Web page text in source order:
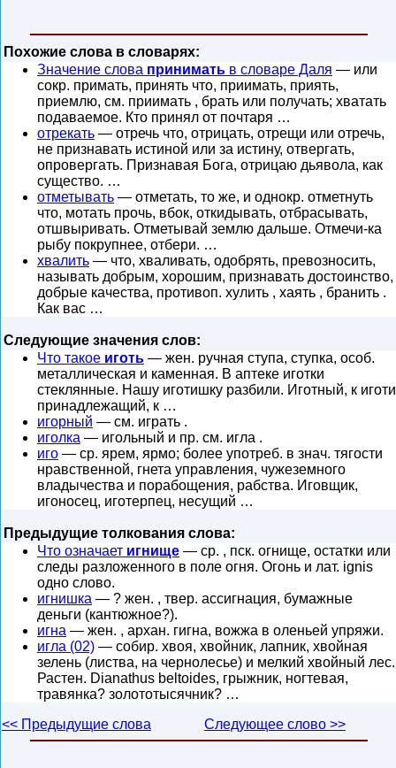
Похожие слова в словарях:
Значение слова принимать в словаре Даля — или
сокр. примать, принять что, приимать, приять,
приемлю, см. приимать , брать или получать; хватать
подаваемое. Кто принял от почтаря …
отрекать — отречь что, отрицать, отрещи или отречь,
не признавать истиной или за истину, отвергать,
опровергать. Признавая Бога, отрицаю дьявола, как
существо. …
отметывать — отметать, то же, и однокр. отметнуть
что, мотать прочь, вбок, откидывать, отбрасывать,
отшвыривать. Отметывай землю дальше. Отмечи-ка
рыбу покрупнее, отбери. …
хвалить — что, хваливать, одобрять, превозносить,
называть добрым, хорошим, признавать достоинство,
добрые качества, противоп. хулить , хаять , бранить .
Как вас …
Следующие значения слов:
Что такое иготь — жен. ручная ступа, ступка, особ.
металлическая и каменная. В аптеке иготки
стеклянные. Нашу иготишку разбили. Иготный, к иготи
принадлежащий, к …
игорный — см. играть .
иголка — игольный и пр. см. игла .
иго — ср. ярем, ярмо; более употреб. в знач. тягости
нравственной, гнета управления, чужеземного
владычества и порабощения, рабства. Иговщик,
игоносец, иготерпец, несущий …
Предыдущие толкования слова:
Что означает игнище — ср. , пск. огнище, остатки или
следы разложенного в поле огня. Огонь и лат. ignis
одно слово.
игнишка — ? жен. , твер. ассигнация, бумажные
деньги (кантюжное?).
игна — жен. , архан. гигна, вожжа в оленьей упряжи.
игла (02) — собир. хвоя, хвойник, лапник, хвойная
зелень (листва, на чернолесье) и мелкий хвойный лес.
Растен. Dianathus beltoides, грыжник, ногтевая,
травянка? золототысячник? …
<< Предыдущие слова
Следующее слово >>